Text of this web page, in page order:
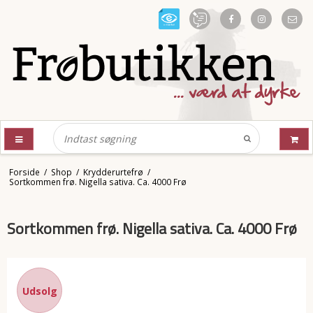
Forside / Shop / Krydderurtefrø /
Sortkommen frø. Nigella sativa. Ca. 4000 Frø
Sortkommen frø. Nigella sativa. Ca. 4000 Frø
Udsolg